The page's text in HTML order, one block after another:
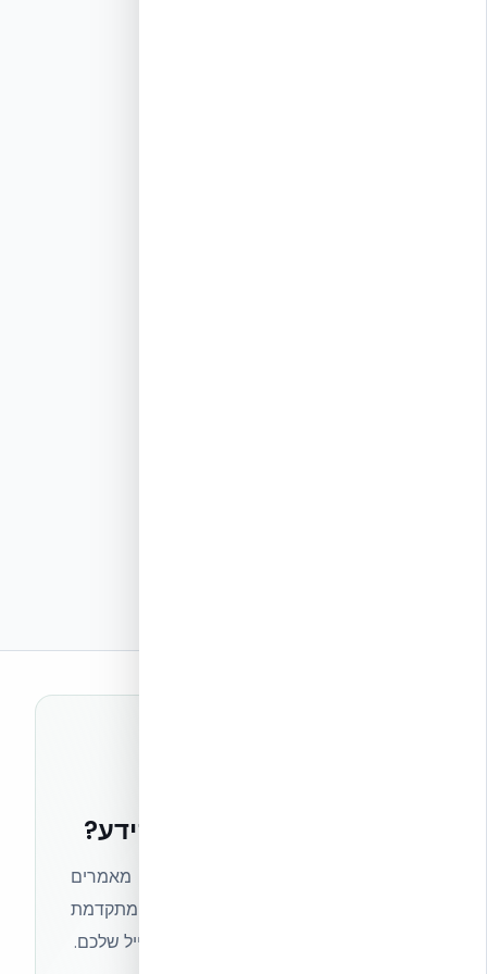
רוצים להישאר בחזית הידע?
הצטרפו לניוזלטר של אקובילד וקבלו מאמרים
מקצועיים, חדשות מעולם הבנייה המתקדמת
ועדכונים בלעדיים — ישירות לתיבת המייל שלכם.